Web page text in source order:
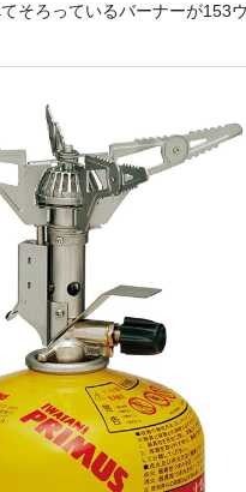
そろっているバーナーが153